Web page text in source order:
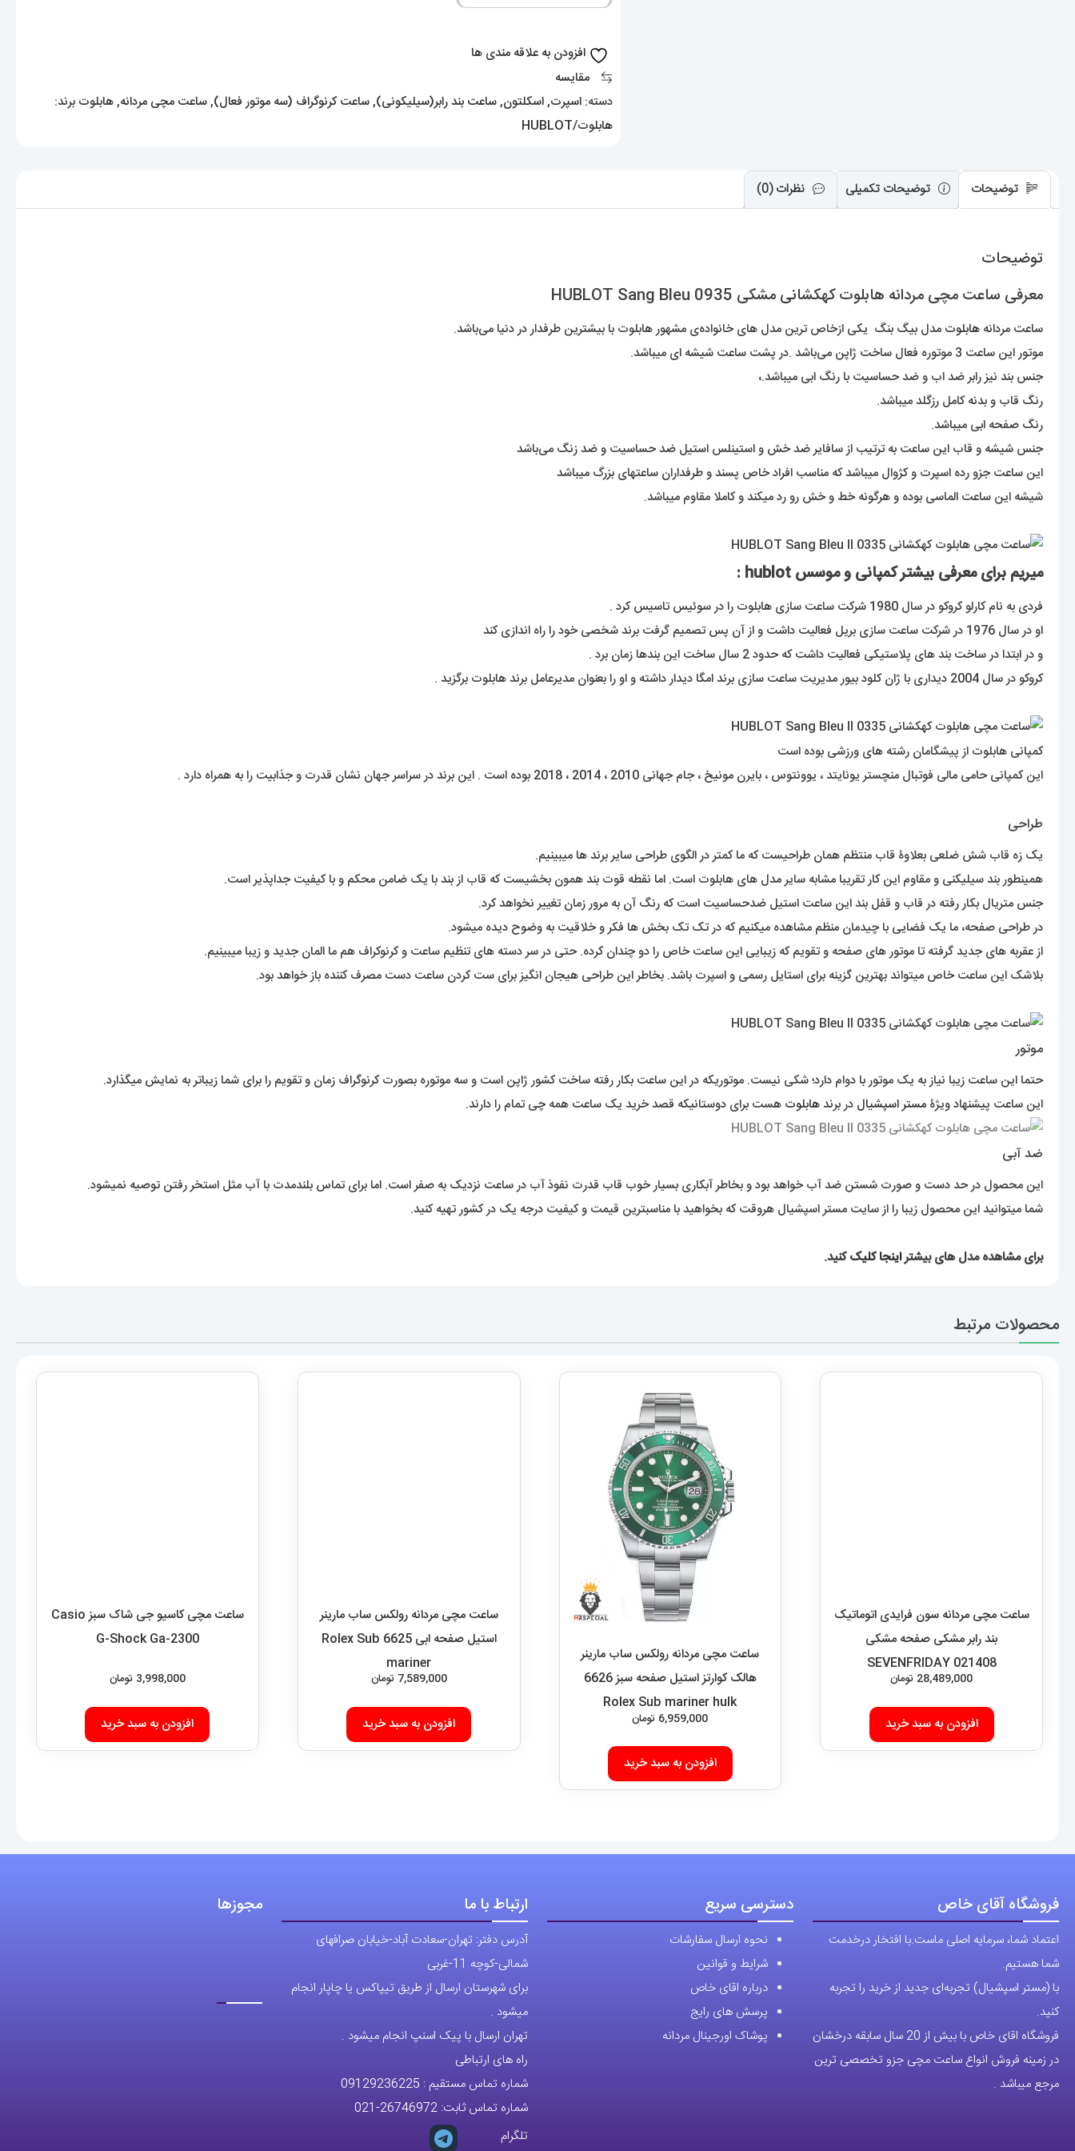
شیشه
ای
Bleu
افزودن به علاقه مندی ها
مقایسه
دسته: اسپرت,اسکلتون,ساعت بند رابر(سیلیکونی),ساعت کرنوگراف (سه موتور فعال),ساعت مچی مردانه,هابلوت برند:
هابلوت/HUBLOT
توضیحات توضیحات تکمیلی نظرات (0)
توضیحات
معرفی ساعت مچی مردانه هابلوت کهکشانی مشکی HUBLOT Sang Bleu 0935
ساعت مردانه هابلوت مدل بیگ بنگ یکی ازخاص ترین مدل های خانواده‌ی مشهور هابلوت با بیشترین طرفدار در دنیا می‌باشد.
موتور این ساعت 3 موتوره فعال ساخت ژاپن می‌باشد .در پشت ساعت شیشه ای میباشد.
جنس بند نیز رابر ضد اب و ضد حساسیت با رنگ ابی میباشد.،
رنگ قاب و بدنه کامل رزگلد میباشد.
رنگ صفحه ابی میباشد.
جنس شیشه و قاب این ساعت به ترتیب از سافایر ضد خش و استینلس استیل ضد حساسیت و ضد زنگ می‌باشد
این ساعت جزو رده اسپرت و کژوال میباشد که مناسب افراد خاص پسند و طرفداران ساعتهای بزرگ میباشد
شیشه این ساعت الماسی بوده و هرگونه خط و خش رو رد میکند و کاملا مقاوم میباشد.
میریم برای معرفی بیشتر کمپانی و موسس hublot :
فردی به نام کارلو کروکو در سال 1980 شرکت ساعت سازی هابلوت را در سوئیس تاسیس کرد .
او در سال 1976 در شرکت ساعت سازی بریل فعالیت داشت و از آن پس تصمیم گرفت برند شخصی خود را راه اندازی کند
و در ابتدا در ساخت بند های پلاستیکی فعالیت داشت که حدود 2 سال ساخت این بندها زمان برد .
کروکو در سال 2004 دیداری با ژان کلود بیور مدیریت ساعت سازی برند امگا دیدار داشته و او را بعنوان مدیرعامل برند هابلوت برگزید .
کمپانی هابلوت از پیشگامان رشته های ورزشی بوده است
این کمپانی حامی مالی فوتبال منچستر یونایتد ، یوونتوس ، بایرن مونیخ ، جام جهانی 2010 ، 2014 ، 2018 بوده است . این برند در سراسر جهان نشان قدرت و جذابیت را به همراه دارد .
طراحی
یک زه قاب شش ضلعی بعلاوۀ قاب منتظم همان طراحیست که ما کمتر در الگوی طراحی سایر برند ها میبینیم.
همینطور بند سیلیکنی و مقاوم این کار تقریبا مشابه سایر مدل های هابلوت است. اما نقطه قوت بند همون بخشیست که قاب از بند با یک ضامن محکم و با کیفیت جداپذیر است.
جنس متریال بکار رفته در قاب و قفل بند این ساعت استیل ضدحساسیت است که رنگ آن به مرور زمان تغییر نخواهد کرد.
در طراحی صفحه، ما یک فضایی با چیدمان منظم مشاهده میکنیم که در تک تک بخش ها فکر و خلاقیت به وضوح دیده میشود.
از عقربه های جدید گرفته تا موتور های صفحه و تقویم که زیبایی این ساعت خاص را دو چندان کرده. حتی در سر دسته های تنظیم ساعت و کرنوکراف هم ما المان جدید و زیبا میبینیم.
بلاشک این ساعت خاص میتواند بهترین گزینه برای استایل رسمی و اسپرت باشد. بخاطر این طراحی هیجان انگیز برای ست کردن ساعت دست مصرف کننده باز خواهد بود.
موتور
حتما این ساعت زیبا نیاز به یک موتور با دوام دارد؛ شکی نیست. موتوریکه در این ساعت بکار رفته ساخت کشور ژاپن است و سه موتوره بصورت کرنوگراف زمان و تقویم را برای شما زیباتر به نمایش میگذارد.
این ساعت پیشنهاد ویژۀ مستر اسپشیال در برندهابلوت هست برای دوستانیکه قصد خرید یک ساعت همه چی تمام را دارند.
ضد آبی
این محصول در حد دست و صورت شستن ضد آب خواهد بود و بخاطر آبکاری بسیار خوب قاب قدرت نفوذ آب در ساعت نزدیک به صفر است. اما برای تماس بلندمدت با آب مثل استخر رفتن توصیه نمیشود.
شما میتوانید این محصول زیبا را از سایت مستر اسپشیال هروقت که بخواهید با مناسبترین قیمت و کیفیت درجه یک در کشور تهیه کنید.
برای مشاهده مدل های بیشتراینجا کلیککنید.
محصولات مرتبط
ساعت مچی مردانه سون فرایدی اتوماتیک
بند رابر مشکی صفحه مشکی
SEVENFRIDAY 021408
28,489,000 تومان
ساعت مچی مردانه رولکس ساب مارینر
هالک کوارتز استیل صفحه سبز 6626
Rolex Sub mariner hulk
6,959,000 تومان
افزودن به سبد خرید
ساعت مچی مردانه رولکس ساب مارینر
استیل صفحه ابی 6625 Rolex Sub
mariner
7,589,000تومان
G-Shock Ga-2300
3,998,000تومان
فروشگاه آقای خاص
اعتماد شما، سرمایه اصلی ماست.با افتخار درخدمت
شما هستیم.
با (مستر اسپشیال) تجربه‌ای جدید از خرید را تجربه
کنید.
فروشگاه اقای خاص با بیش از 20 سال سابقه درخشان
در زمینه فروش انواع ساعت مچی جزو تخصصی ترین
مرجع میباشد .
دسترسی سریع
نحوه ارسال سفارشات
شرایط و قوانین
درباره اقای خاص
پرسش های رایج
پوشاک اورجینال مردانه
ارتباط با ما
آدرس دفتر: تهران-سعادت آباد-خیابان صرافهای
شمالی-کوچه 11-غربی
برای شهرستان ارسال از طریق تیپاکس یا چاپار انجام
میشود .
تهران ارسال با پیک اسنپ انجام میشود .
راه های ارتباطی
شماره تماس مستقیم : 09129236225
شماره تماس ثابت: 26746972
-021
تلگرام
مجوزها